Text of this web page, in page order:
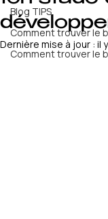
Blog TIPS
Comment trouver le
Comment trouver le
Dernière mise à jour : il